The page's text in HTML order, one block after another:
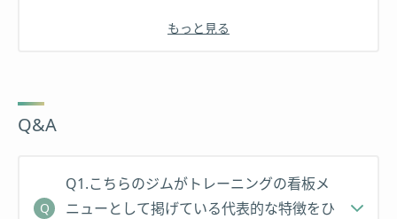
もっと見る
Q&A
Q1.こちらのジムがトレーニングの看板メ
ニューとして掲げている代表的な特徴をひ